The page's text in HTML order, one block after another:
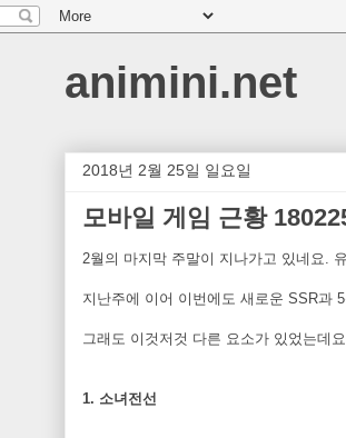
animini.net
2018년 2월 25일 일요일
모바일 게임 근황
2월의 마지막 주말이 지나가고 있네요.
지난주에 이어 이번에도 새로운 SSR과
그래도 이것저것 다른 요소가 있었는데
1. 소녀전선